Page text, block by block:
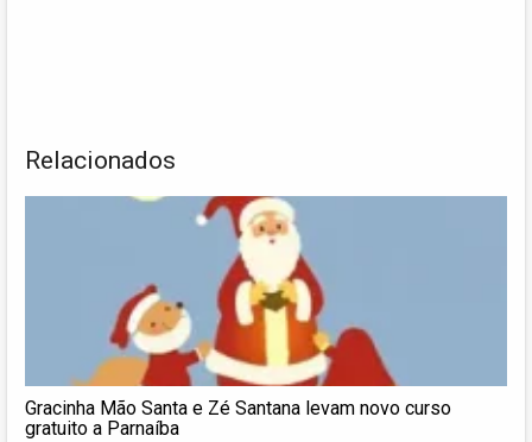
Relacionados
Gracinha Mão Santa e Zé Santana levam novo curso
gratuito a Parnaíba